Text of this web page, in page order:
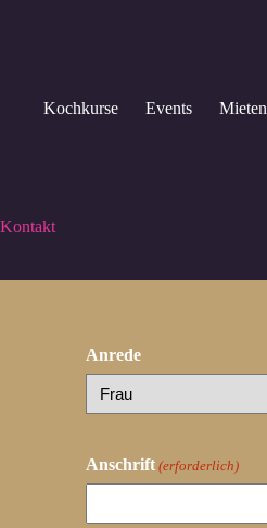
Kochkurse Events Mieten
Kontakt
Anrede
Anschrift (erforderlich)